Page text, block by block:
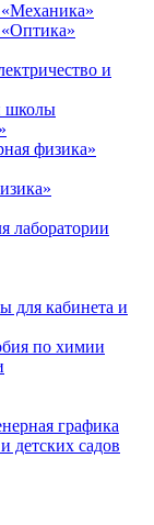
и
школы
физика»
лаборатории
для кабинета и
по химии
графика
детских садов